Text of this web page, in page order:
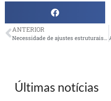
ANTERIOR
Necessidade de ajustes estruturais e conjuntura econômica impactam resultado do PPSP
Últimas notícias